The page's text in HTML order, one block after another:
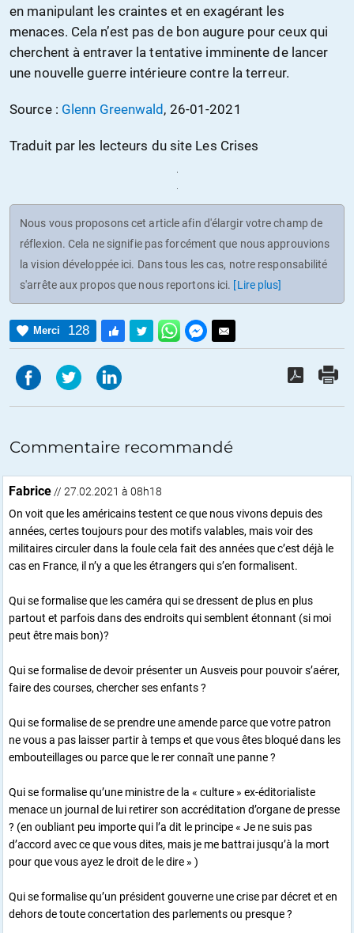
en manipulant les craintes et en exagérant les
menaces. Cela n’est pas de bon augure pour ceux qui
cherchent à entraver la tentative imminente de lancer
une nouvelle guerre intérieure contre la terreur.
Source : Glenn Greenwald , 26-01-2021
Traduit par les lecteurs du site Les Crises
Nous vous proposons cet article afin d'élargir votre champ de
réflexion. Cela ne signifie pas forcément que nous approuvions
la vision développée ici. Dans tous les cas, notre responsabilité
s'arrête aux propos que nous reportons ici. [Lire plus]
Merci 128
Commentaire recommandé
Fabrice // 27.02.2021 à 08h18
On voit que les américains testent ce que nous vivons depuis des
années, certes toujours pour des motifs valables, mais voir des
militaires circuler dans la foule cela fait des années que c’est déjà le
cas en France, il n’y a que les étrangers qui s’en formalisent.
Qui se formalise que les caméra qui se dressent de plus en plus
partout et parfois dans des endroits qui semblent étonnant (si moi
peut être mais bon)?
Qui se formalise de devoir présenter un Ausveis pour pouvoir s’aérer,
faire des courses, chercher ses enfants ?
Qui se formalise de se prendre une amende parce que votre patron
ne vous a pas laisser partir à temps et que vous êtes bloqué dans les
embouteillages ou parce que le rer connaît une panne ?
Qui se formalise qu’une ministre de la « culture » ex-éditorialiste
menace un journal de lui retirer son accréditation d’organe de presse
? (en oubliant peu importe qui l’a dit le principe « Je ne suis pas
d’accord avec ce que vous dites, mais je me battrai jusqu’à la mort
pour que vous ayez le droit de le dire » )
Qui se formalise qu’un président gouverne une crise par décret et en
dehors de toute concertation des parlements ou presque ?